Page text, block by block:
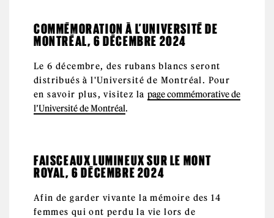
COMMÉMORATION À L’UNIVERSITÉ DE
MONTRÉAL, 6 DÉCEMBRE 2024
Le 6 décembre, des rubans blancs seront
distribués à l'Université de Montréal. Pour
en savoir plus, visitez la page commémorative de
l’Université de Montréal.
FAISCEAUX LUMINEUX SUR LE MONT
ROYAL, 6 DÉCEMBRE 2024
Afin de garder vivante la mémoire des 14
femmes qui ont perdu la vie lors de